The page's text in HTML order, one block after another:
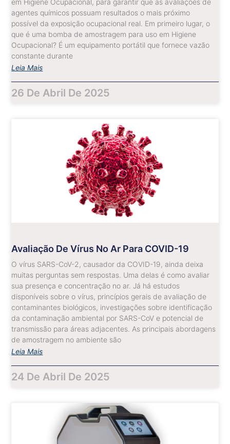
em Higiene Ocupacional, para garantir que as avaliações de
agentes químicos possuam resultados o mais próximo
possível da exposição ocupacional real. Em primeiro lugar, o
que é uma bomba de amostragem para uso em Higiene
Ocupacional? É um equipamento portátil que fornece vazão
constante durante
Leia Mais
26 De Abril De 2025
Avaliação De Vírus No Ar Para COVID-19
O vírus SARS-CoV-2, causador da COVID-19, ainda deixa
muitas perguntas sem respostas. Uma delas é como avaliar
sua presença e concentração no ar. Já há estudos
disponíveis sobre o vírus, princípios gerais de avaliação de
contaminantes biológicos, investigações sobre identificação
da contaminação ambiental por SARS-CoV e potencial de
transmissão para áreas adjacentes. As principais abordagens
de amostragem no ambiente são
Leia Mais
24 De Abril De 2025